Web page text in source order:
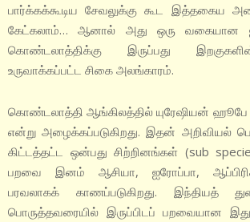
பார்க்கக்கூடிய சேவலுக்கு கூட இத்தகைய
கேட்கலாம்… ஆனால் அது ஒரு வகையான
கொண்டலாத்திக்கு இருப்பது
உருவாக்கப்பட்ட சிகை அலங்காரம்.
கொண்டலாத்தி ஆங்கிலத்தில் யுரேஷியன் ஹூபே
என்று அழைக்கப்படுகிறது. இதன் அறிவியல்
கிட்டத்தட்ட ஒன்பது சிற்றினங்கள் (sub
பறவை இனம் ஆசியா, ஐரோப்பா,
பரவலாகக் காணப்படுகிறது. இந்தியத்
பொருத்தவரையில் இருப்பிடப் பறவையான